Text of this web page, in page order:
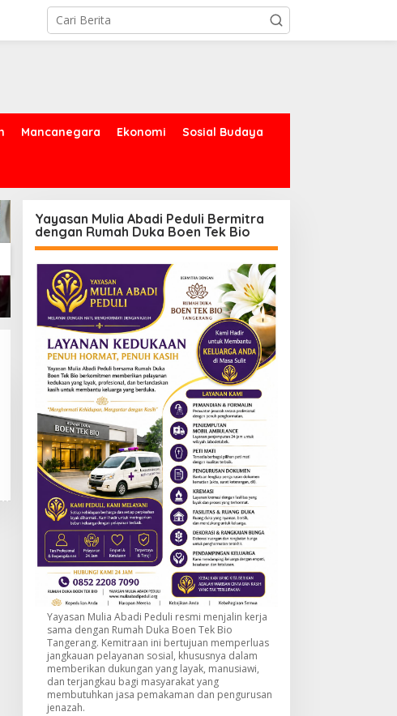
Mancanegara Ekonomi Sosial Budaya
Kasus Korupsi
Pengoperasian Pesawat
APK: Mantan VP Business
Development Ditetapkan
Tersangka
Kolaborasi Kodam Jaya
dan Polda Metro Jaya
Gelar Bakti Kesehatan
Yayasan Mulia Abadi Peduli Bermitra
dengan Rumah Duka Boen Tek Bio
Yayasan Mulia Abadi Peduli resmi menjalin kerja
sama dengan Rumah Duka Boen Tek Bio
Tangerang. Kemitraan ini bertujuan memperluas
jangkauan pelayanan sosial, khususnya dalam
memberikan dukungan yang layak, manusiawi,
dan terjangkau bagi masyarakat yang
membutuhkan jasa pemakaman dan pengurusan
jenazah.